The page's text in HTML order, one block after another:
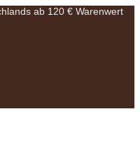
ab 120 € Warenwert